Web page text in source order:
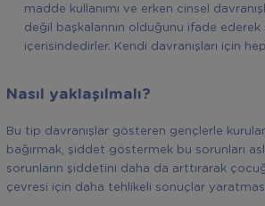
madde kullanımı ve erken cinsel
değil başkalarının olduğunu ifade ederek
içerisindedirler. Kendi davranışları için
Nasıl yaklaşılmalı?
Bu tip davranışlar gösteren gençlerle
bağırmak, şiddet göstermek bu sorunları
sorunların şiddetini daha da arttırarak
çevresi için daha tehlikeli sonuçlar